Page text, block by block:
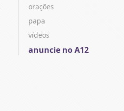
orações
papa
vídeos
anuncie no A12